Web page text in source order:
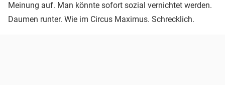
Meinung auf. Man könnte sofort sozial vernichtet werden.
Daumen runter. Wie im Circus Maximus. Schrecklich.